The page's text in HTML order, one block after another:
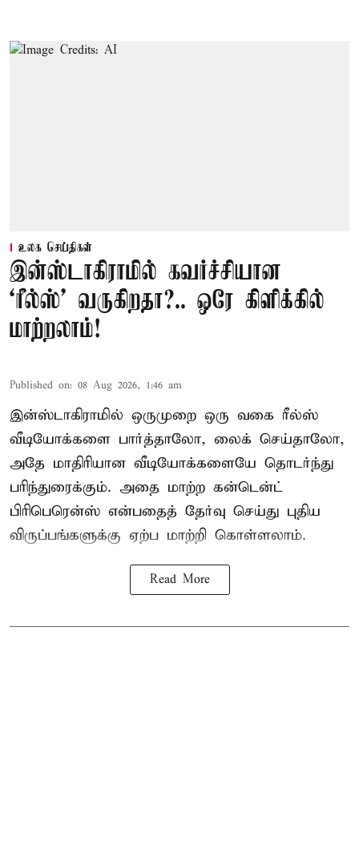
உலக செய்திகள்
இன்ஸ்டாகிராமில் கவர்ச்சியான
‘ரீல்ஸ்’ வருகிறதா?.. ஒரே கிளிக்கில்
மாற்றலாம்!
Published on: 08 Aug 2026, 1:46 am
இன்ஸ்டாகிராமில் ஒருமுறை ஒரு வகை ரீல்ஸ்
வீடியோக்களை பார்த்தாலோ, லைக் செய்தாலோ,
அதே மாதிரியான வீடியோக்களையே தொடர்ந்து
பரிந்துரைக்கும். அதை மாற்ற கன்டென்ட்
பிரிபெரென்ஸ் என்பதைத் தேர்வு செய்து புதிய
விருப்பங்களுக்கு ஏற்ப மாற்றி கொள்ளலாம்.
Read More